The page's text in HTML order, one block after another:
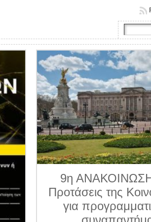
9η
Προτάσεις της
για